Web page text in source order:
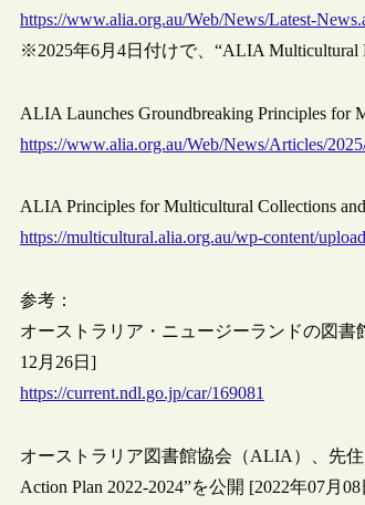
https://www.alia.org.au/Web/News/Latest-
※2025年6月4日付けで、“ALIA Multicultural
ALIA Launches Groundbreaking Principles for
https://www.alia.org.au/Web/News/Articles/
ALIA Principles for Multicultural Collections
https://multicultural.alia.org.au/wp-content/
参考：
オーストラリア・ニュージーランドの図
12月26日]
https://current.ndl.go.jp/car/169081
オーストラリア図書館協会（ALIA）、先住
Action Plan 2022-2024”を公開 [2022年07月